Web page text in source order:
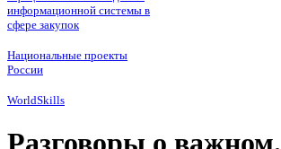
информационной системы в
сфере закупок
Национальные проекты
России
WorldSkills